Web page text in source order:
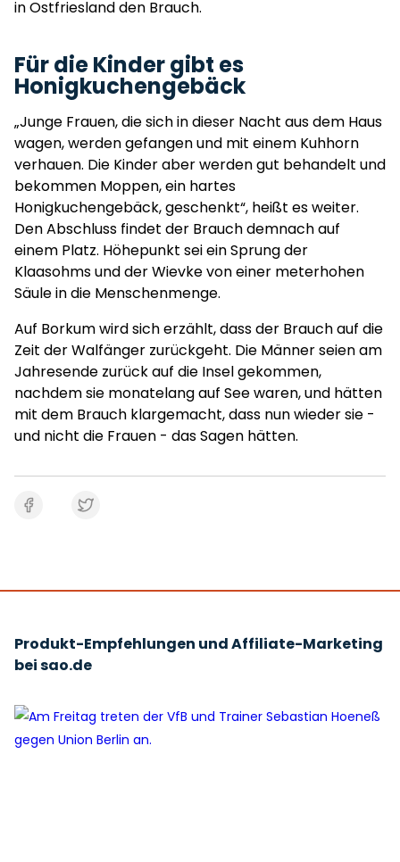
in Ostfriesland den Brauch.
Für die Kinder gibt es
Honigkuchengebäck
„Junge Frauen, die sich in dieser Nacht aus dem Haus
wagen, werden gefangen und mit einem Kuhhorn
verhauen. Die Kinder aber werden gut behandelt und
bekommen Moppen, ein hartes
Honigkuchengebäck, geschenkt“, heißt es weiter.
Den Abschluss findet der Brauch demnach auf
einem Platz. Höhepunkt sei ein Sprung der
Klaasohms und der Wievke von einer meterhohen
Säule in die Menschenmenge.
Auf Borkum wird sich erzählt, dass der Brauch auf die
Zeit der Walfänger zurückgeht. Die Männer seien am
Jahresende zurück auf die Insel gekommen,
nachdem sie monatelang auf See waren, und hätten
mit dem Brauch klargemacht, dass nun wieder sie -
und nicht die Frauen - das Sagen hätten.
Produkt-Empfehlungen und Affiliate-Marketing
bei sao.de